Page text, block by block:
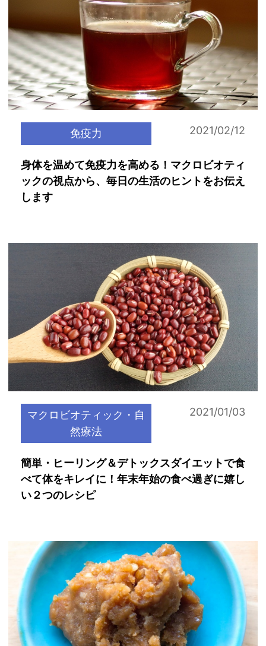
免疫力 2021/02/12
身体を温めて免疫力を高める！マクロビオティ
ックの視点から、毎日の生活のヒントをお伝え
します
マクロビオティック・自
然療法
2021/01/03
簡単・ヒーリング＆デトックスダイエットで食
べて体をキレイに！年末年始の食べ過ぎに嬉し
い２つのレシピ